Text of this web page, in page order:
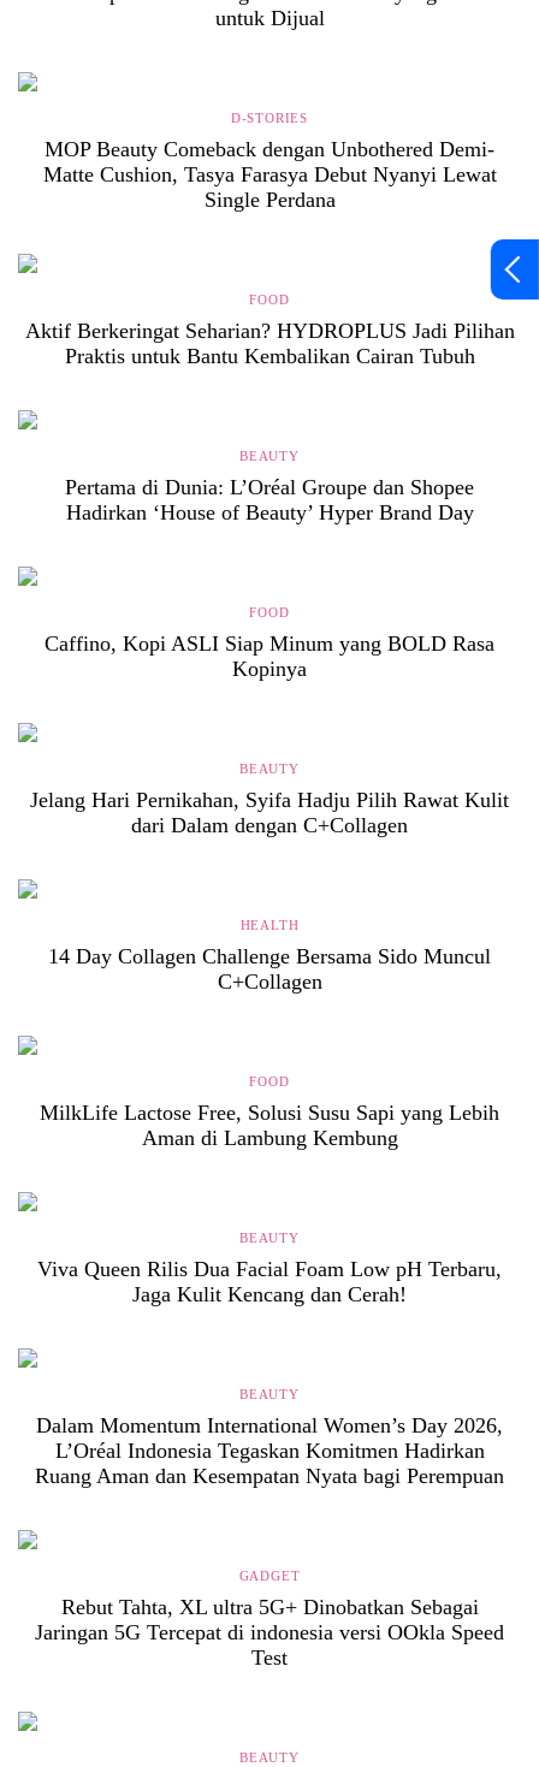
untuk Dijual
D-STORIES
MOP Beauty Comeback dengan Unbothered Demi-
Matte Cushion, Tasya Farasya Debut Nyanyi Lewat
Single Perdana
FOOD
Aktif Berkeringat Seharian? HYDROPLUS Jadi Pilihan
Praktis untuk Bantu Kembalikan Cairan Tubuh
BEAUTY
Pertama di Dunia: L’Oréal Groupe dan Shopee
Hadirkan ‘House of Beauty’ Hyper Brand Day
FOOD
Caffino, Kopi ASLI Siap Minum yang BOLD Rasa
Kopinya
BEAUTY
Jelang Hari Pernikahan, Syifa Hadju Pilih Rawat Kulit
dari Dalam dengan C+Collagen
HEALTH
14 Day Collagen Challenge Bersama Sido Muncul
C+Collagen
FOOD
MilkLife Lactose Free, Solusi Susu Sapi yang Lebih
Aman di Lambung Kembung
BEAUTY
Viva Queen Rilis Dua Facial Foam Low pH Terbaru,
Jaga Kulit Kencang dan Cerah!
BEAUTY
Dalam Momentum International Women’s Day 2026,
L’Oréal Indonesia Tegaskan Komitmen Hadirkan
Ruang Aman dan Kesempatan Nyata bagi Perempuan
GADGET
Rebut Tahta, XL ultra 5G+ Dinobatkan Sebagai
Jaringan 5G Tercepat di indonesia versi OOkla Speed
Test
BEAUTY